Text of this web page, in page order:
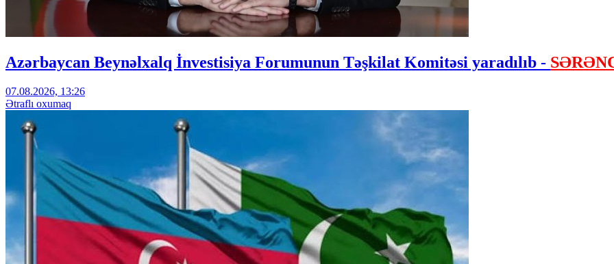
Azərbaycan Beynəlxalq İnvestisiya Forumunun Təşkilat Komitəsi yaradılıb -
07.08.2026, 13:26
Ətraflı oxumaq